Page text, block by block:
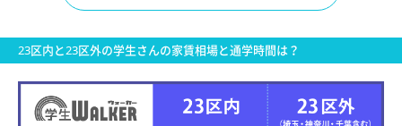
23区内と23区外の学生さんの家賃相場と通学時間は？